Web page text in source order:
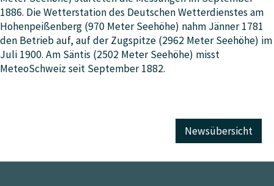
1886. Die Wetterstation des Deutschen Wetterdienstes am
Hohenpeißenberg (970 Meter Seehöhe) nahm Jänner 1781
den Betrieb auf, auf der Zugspitze (2962 Meter Seehöhe) im
Juli 1900. Am Säntis (2502 Meter Seehöhe) misst
MeteoSchweiz seit September 1882.
Newsübersicht